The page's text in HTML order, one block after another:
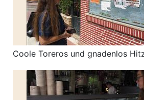
Coole Toreros und gnadenlos